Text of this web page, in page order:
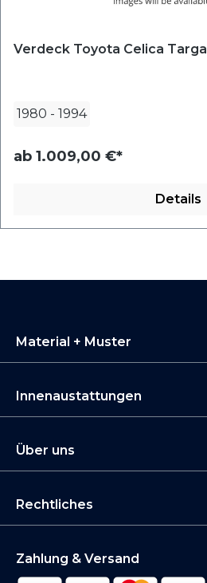
Verdeck Toyota Celica Targa
1980 - 1994
ab 1.009,00 €*
Details
Material + Muster
Innenaustattungen
Über uns
Rechtliches
Zahlung & Versand